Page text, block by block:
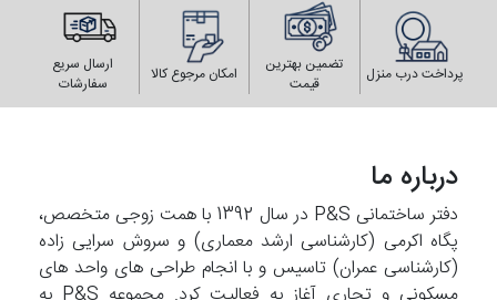
پرداخت درب منزل
تضمین بهترین
قیمت
امکان مرجوع کالا
ارسال سریع
سفارشات
درباره ما
دفتر ساختمانی P&S در سال 1392 با همت زوجی متخصص،
پگاه اکرمی (کارشناسی ارشد معماری) و سروش سرایی زاده
(کارشناسی عمران) تاسیس و با انجام طراحی های واحد های